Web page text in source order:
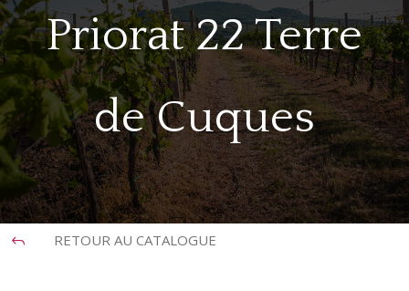
Priorat 22 Terre
de Cuques
J RETOUR AU CATALOGUE